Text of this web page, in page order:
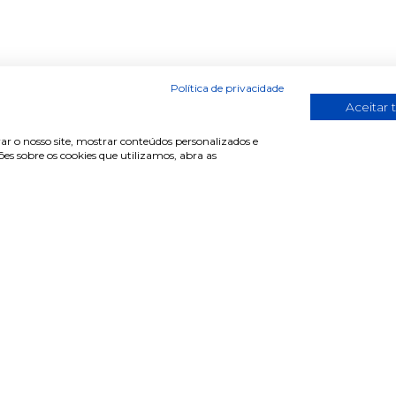
...
Política de privacidade
o nosso site, mostrar conteúdos personalizados e
sobre os cookies que utilizamos, abra as
Aceitar